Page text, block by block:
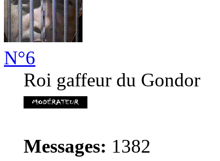
N°6
Roi gaffeur du Gondor
Messages: 1382